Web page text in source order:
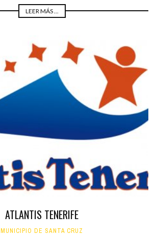
LEER MÁS ...
ATLANTIS TENERIFE
MUNICIPIO DE SANTA CRUZ